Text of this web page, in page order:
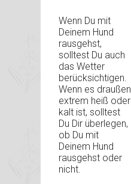
Wenn Du mit
Deinem Hund
rausgehst,
solltest Du auch
das Wetter
berücksichtigen.
Wenn es draußen
extrem heiß oder
kalt ist, solltest
Du Dir überlegen,
ob Du mit
Deinem Hund
rausgehst oder
nicht.